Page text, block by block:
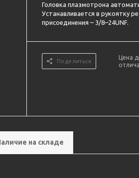
Головка плазмотрона
Устанавливается в рукоятку
присоединения – 3/8–24UNF.
Поделиться
Цена
на складе